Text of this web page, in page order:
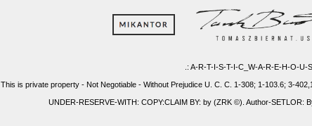
.: A-R-T-I-S-T-I-C_W-A-R-E-H-O-U-
This is private property - Not Negotiable - Without Prejudice U. C. C. 1-308; 1-103.6; 3-
UNDER-RESERVE-WITH: COPY:CLAIM BY: by (ZRK ©). Author-SETLOR: